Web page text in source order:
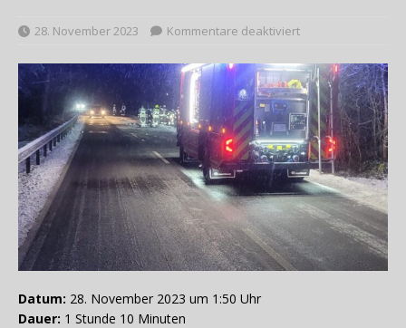
28. November 2023 Kommentare deaktiviert
Datum: 28. November 2023 um 1:50 Uhr
Dauer: 1 Stunde 10 Minuten